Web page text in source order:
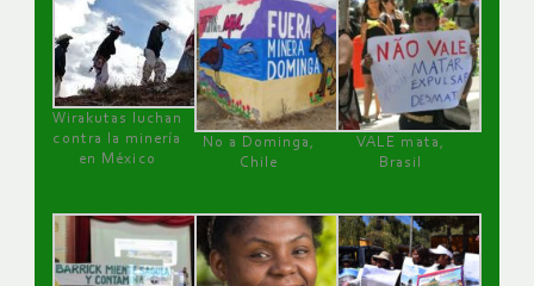
Wirakutas luchan
contra la minería
en México
No a Dominga,
Chile
VALE mata,
Brasil